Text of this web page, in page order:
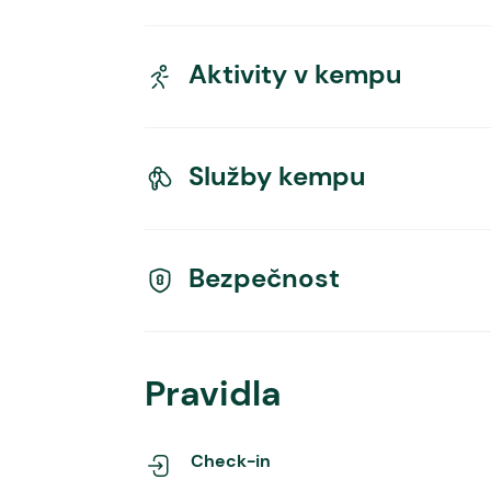
Aktivity v kempu
Služby kempu
Bezpečnost
Pravidla
Check-in